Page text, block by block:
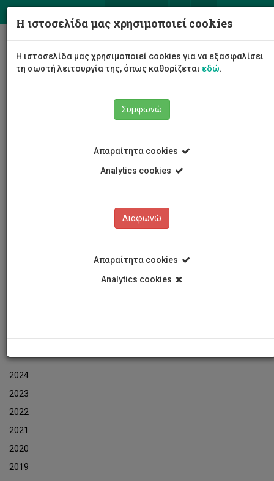
2024
2023
2022
2021
2020
2019
Η ιστοσελίδα μας χρησιμοποιεί cookies
Η ιστοσελίδα μας χρησιμοποιεί cookies για να εξασφαλίσει
τη σωστή λειτουργία της, όπως καθορίζεται εδώ.
Συμφωνώ
Απαραίτητα cookies
Analytics cookies
Διαφωνώ
Απαραίτητα cookies
Analytics cookies